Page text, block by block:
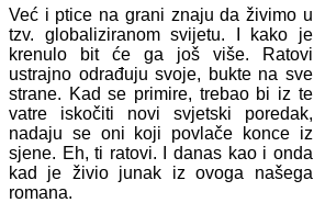
Već i ptice na grani znaju da živimo u
tzv. globaliziranom svijetu. I kako je
krenulo bit će ga još više. Ratovi
ustrajno odrađuju svoje, bukte na sve
strane. Kad se primire, trebao bi iz te
vatre iskočiti novi svjetski poredak,
nadaju se oni koji povlače konce iz
sjene. Eh, ti ratovi. I danas kao i onda
kad je živio junak iz ovoga našega
romana.